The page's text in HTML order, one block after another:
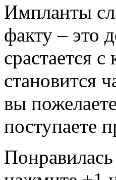
Импланты
факту – это
срастается
становится
вы
поступаете